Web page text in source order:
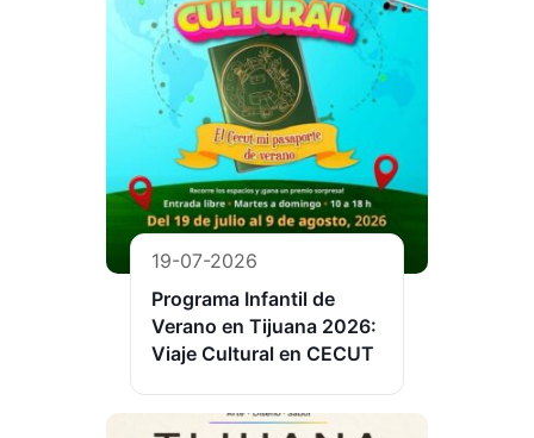
19-07-2026
Programa Infantil de
Verano en Tijuana 2026:
Viaje Cultural en CECUT